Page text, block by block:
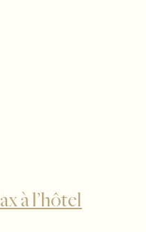
à l’hôtel